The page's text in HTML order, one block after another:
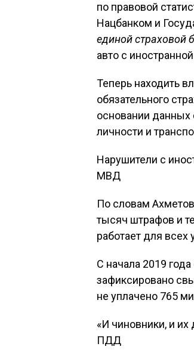
по правовой
Нацбанком и
единой страховой
авто с
Теперь находить
обязательного
основании данных
личности и
Нарушители с
МВД
По словам
тысяч штрафов и
работает для
С начала 2019
зафиксировано
не уплачено 765
«И чиновники, и
ПДД